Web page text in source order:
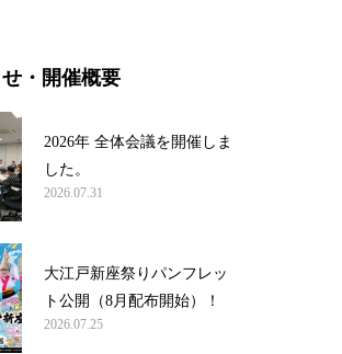
・開催概要
2026年 全体会議を開催しま
した。
2026.07.31
大江戸新座祭りパンフレッ
ト公開（8月配布開始）！
2026.07.25